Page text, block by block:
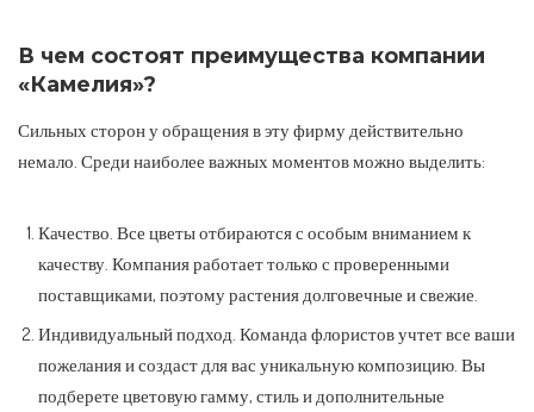
В чем состоят преимущества компании
«Камелия»?
Сильных сторон у обращения в эту фирму действительно
немало. Среди наиболее важных моментов можно выделить:
Качество. Все цветы отбираются с особым вниманием к
качеству. Компания работает только с проверенными
поставщиками, поэтому растения долговечные и свежие.
Индивидуальный подход. Команда флористов учтет все ваши
пожелания и создаст для вас уникальную композицию. Вы
подберете цветовую гамму, стиль и дополнительные